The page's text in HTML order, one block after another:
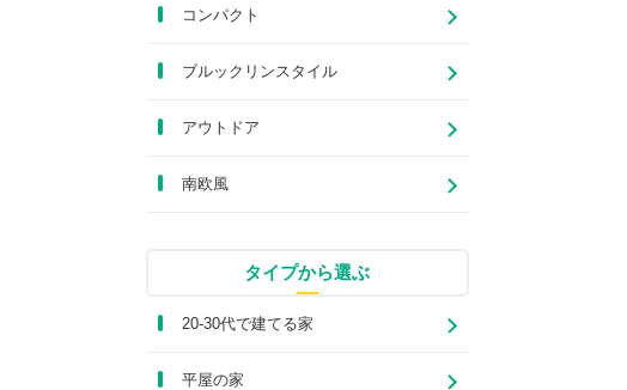
コンパクト
ブルックリンスタイル
アウトドア
南欧風
タイプから選ぶ
20-30代で建てる家
平屋の家